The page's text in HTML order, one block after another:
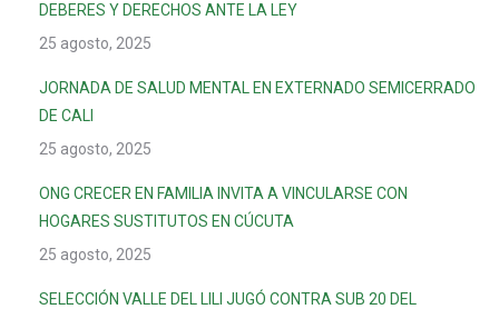
DEBERES Y DERECHOS ANTE LA LEY
25 agosto, 2025
JORNADA DE SALUD MENTAL EN EXTERNADO SEMICERRADO
DE CALI
25 agosto, 2025
ONG CRECER EN FAMILIA INVITA A VINCULARSE CON
HOGARES SUSTITUTOS EN CÚCUTA
25 agosto, 2025
SELECCIÓN VALLE DEL LILI JUGÓ CONTRA SUB 20 DEL